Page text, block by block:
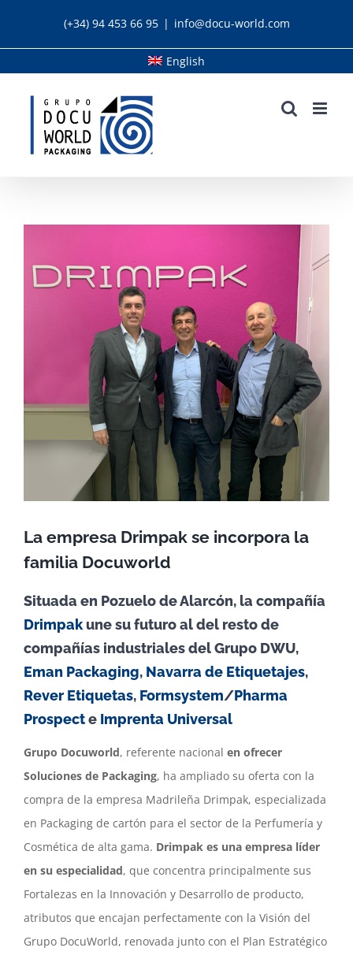
(+34) 94 453 66 95 | info@docu-world.com
English
La empresa Drimpak se incorpora la
familia Docuworld
Situada en Pozuelo de Alarcón, la compañía
Drimpak une su futuro al del resto de
compañías industriales del Grupo DWU,
Eman Packaging, Navarra de Etiquetajes,
Rever Etiquetas, Formsystem/Pharma
Prospecte Imprenta Universal
Grupo Docuworld, referente nacional en ofrecer
Soluciones de Packaging, ha ampliado su oferta con la
compra de la empresa Madrileña Drimpak, especializada
en Packaging de cartón para el sector de la Perfumería y
Cosmética de alta gama. Drimpak es una empresa líder
en su especialidad, que concentra principalmente sus
Fortalezas en la Innovación y Desarrollo de producto,
atributos que encajan perfectamente con la Visión del
Grupo DocuWorld, renovada junto con el Plan Estratégico